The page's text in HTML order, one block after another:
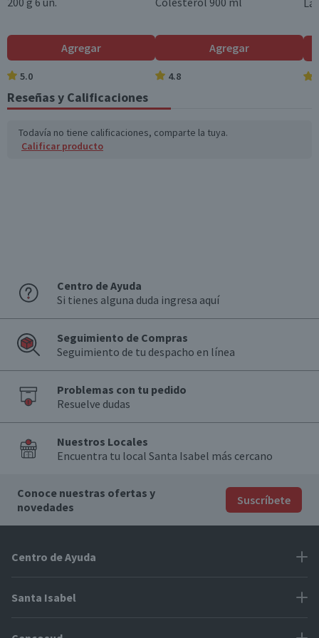
Agregar
5.0
Agregar
4.8
Reseñas y Calificaciones
Todavía no tiene calificaciones, comparte la tuya.
Calificar producto
Centro de Ayuda
Si tienes alguna duda ingresa aquí
Seguimiento de Compras
Seguimiento de tu despacho en línea
Problemas con tu pedido
Resuelve dudas
Nuestros Locales
Encuentra tu local Santa Isabel más cercano
Conoce nuestras ofertas y
novedades
Suscríbete
Centro de Ayuda
Problemas con tu pedido
Santa Isabel